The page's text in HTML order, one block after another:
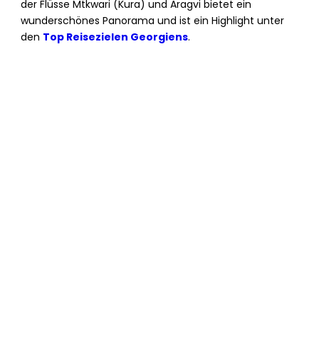
der Flüsse Mtkwari (Kura) und Aragvi bietet ein
wunderschönes Panorama und ist ein Highlight unter
den Top Reisezielen Georgiens.